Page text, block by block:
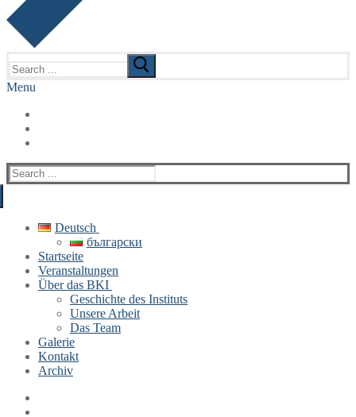
for:
Menu
Search
for:
Deutsch
български
Startseite
Veranstaltungen
Über das BKI
Geschichte des Instituts
Unsere Arbeit
Das Team
Galerie
Kontakt
Archiv